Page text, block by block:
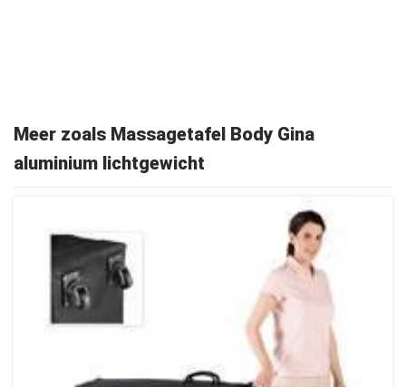
Meer zoals Massagetafel Body Gina
aluminium lichtgewicht